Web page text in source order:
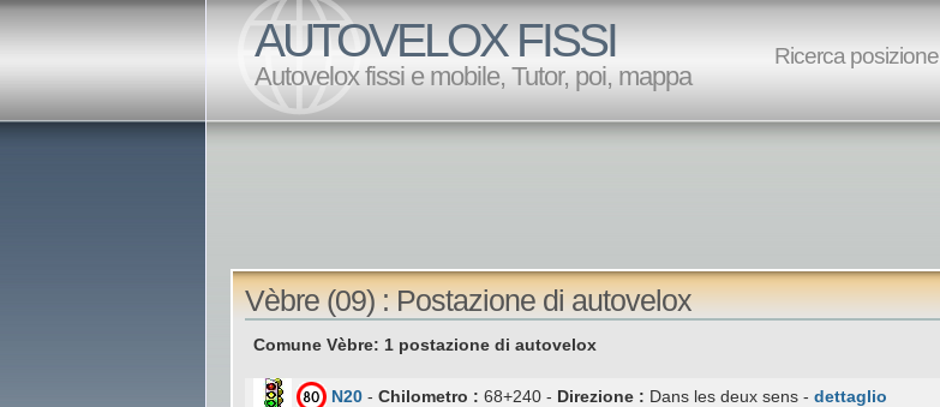
AUTOVELOX FISSI
Autovelox fissi e mobile, Tutor, poi, mappa
Ricerca posizione
Vèbre (09) : Postazione di autovelox
Comune Vèbre: 1 postazione di autovelox
N20 - Chilometro : 68+240 - Direzione : Dans les deux sens - dettaglio